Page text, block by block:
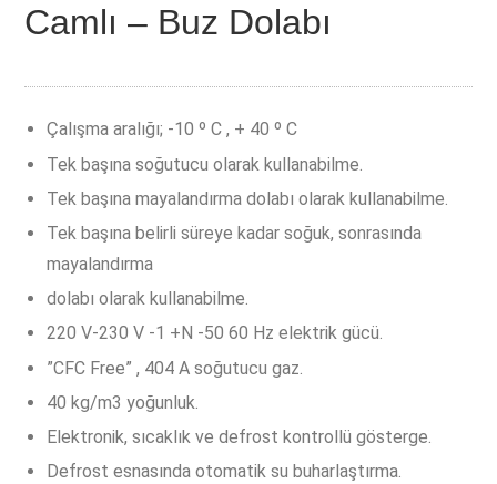
Camlı – Buz Dolabı
Çalışma aralığı; -10 º C , + 40 º C
Tek başına soğutucu olarak kullanabilme.
Tek başına mayalandırma dolabı olarak kullanabilme.
Tek başına belirli süreye kadar soğuk, sonrasında
mayalandırma
dolabı olarak kullanabilme.
220 V-230 V -1 +N -50 60 Hz elektrik gücü.
”CFC Free” , 404 A soğutucu gaz.
40 kg/m3 yoğunluk.
Elektronik, sıcaklık ve defrost kontrollü gösterge.
Defrost esnasında otomatik su buharlaştırma.